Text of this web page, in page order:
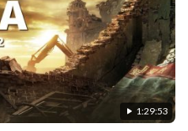
1:29:53